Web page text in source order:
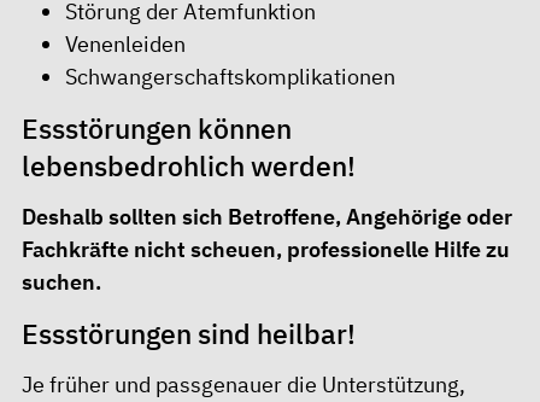
Störung der Atemfunktion
Venenleiden
Schwangerschaftskomplikationen
Essstörungen können
lebensbedrohlich werden!
Deshalb sollten sich Betroffene, Angehörige oder
Fachkräfte nicht scheuen, professionelle Hilfe zu
suchen.
Essstörungen sind heilbar!
Je früher und passgenauer die Unterstützung,